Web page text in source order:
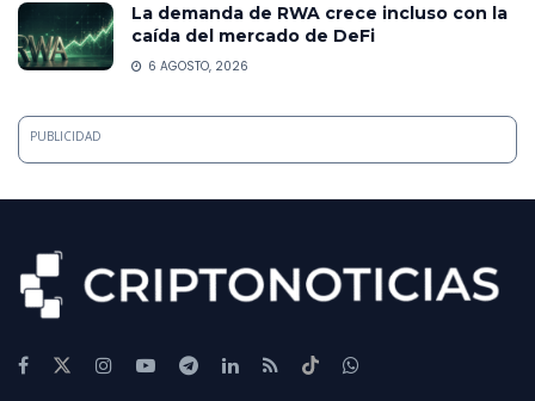
La demanda de RWA crece incluso con la
caída del mercado de DeFi
6 AGOSTO, 2026
PUBLICIDAD